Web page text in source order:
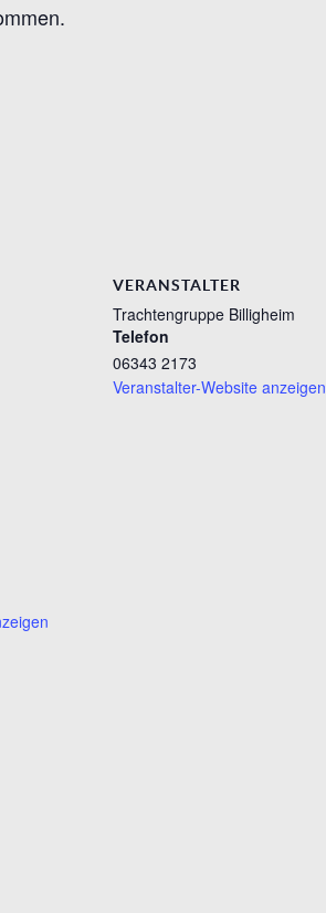
VERANSTALTER
Trachtengruppe Billigheim
Telefon
06343 2173
Veranstalter-Website anzeigen